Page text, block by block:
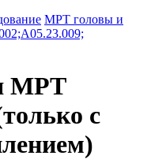
МРТ головы и
МРТ
с